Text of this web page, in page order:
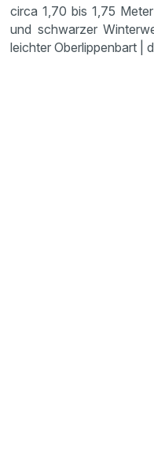
circa 1,70 bis 1,75
und schwarzer
leichter Oberlippenbart |